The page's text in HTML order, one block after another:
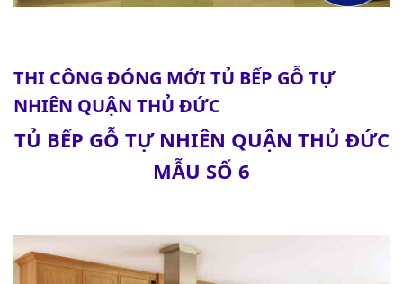
THI CÔNG ĐÓNG MỚI TỦ BẾP GỖ TỰ
NHIÊN QUẬN THỦ ĐỨC
TỦ BẾP GỖ TỰ NHIÊN QUẬN THỦ ĐỨC
MẪU SỐ 6